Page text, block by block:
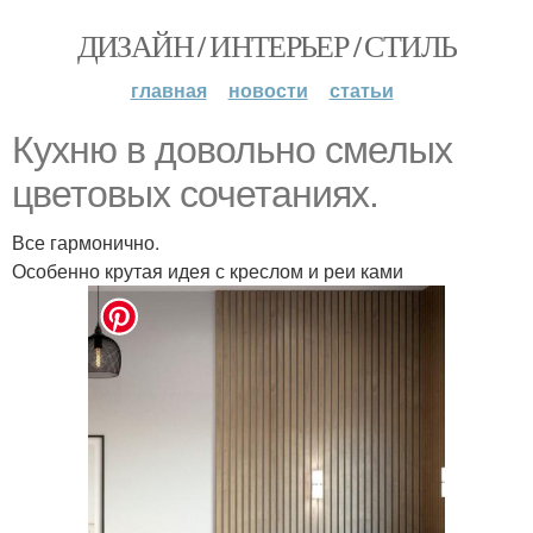
ДИЗАЙН / ИНТЕРЬЕР / СТИЛЬ
главная новости статьи
Кухню в довольно смелых
цветовых сочетаниях.
Все гармонично.
Особенно крутая идея с креслом и реи ками